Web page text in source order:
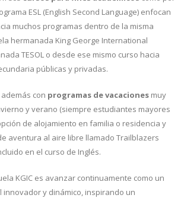
ESL (English Second Language) enfocan
muchos programas dentro de la misma
hermanada King George International
TESOL o desde ese mismo curso hacia
públicas y privadas.
con programas de vacaciones muy
y verano (siempre estudiantes mayores
de alojamiento en familia o residencia y
aventura al aire libre llamado Trailblazers
incluido en el curso de Inglés.
KGIC es avanzar continuamente como un
innovador y dinámico, inspirando un